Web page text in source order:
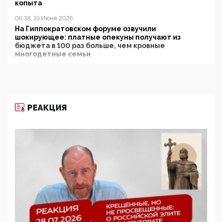
копыта
06:38, 19 Июня 2026
На Гиппократовском форуме озвучили
шокирующее: платные опекуны получают из
бюджета в 100 раз больше, чем кровные
многодетные семьи
11:53, 09 Июня 2026
деятельность ИИТО ЮНЕСКО в России, но
цифроглобалисты продолжают определять
повестку в образовании
09:43, 01 Июня 2026
5G за счет здоровья граждан: Минцифры намерено
отобрать у регионов и муниципалитетов право
защищать жилые дома и социальные объекты от
05:58, 26 Мая 2026
РЕАКЦИЯ